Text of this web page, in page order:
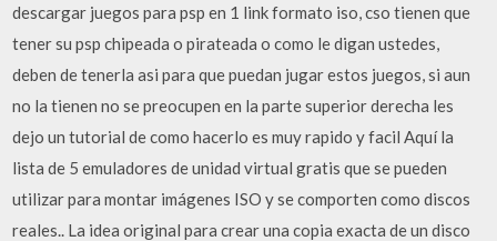
descargar juegos para psp en 1 link formato iso, cso tienen que
tener su psp chipeada o pirateada o como le digan ustedes,
deben de tenerla asi para que puedan jugar estos juegos, si aun
no la tienen no se preocupen en la parte superior derecha les
dejo un tutorial de como hacerlo es muy rapido y facil Aquí la
lista de 5 emuladores de unidad virtual gratis que se pueden
utilizar para montar imágenes ISO y se comporten como discos
reales.. La idea original para crear una copia exacta de un disco